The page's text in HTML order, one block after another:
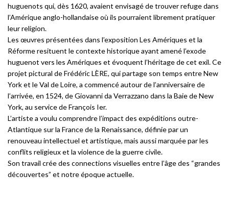
huguenots qui, dès 1620, avaient envisagé de trouver refuge dans
l’Amérique anglo-hollandaise où ils pourraient librement pratiquer
leur religion.
Les œuvres présentées dans l’exposition Les Amériques et la
Réforme resituent le contexte historique ayant amené l’exode
huguenot vers les Amériques et évoquent l’héritage de cet exil. Ce
projet pictural de Frédéric LÈRE, qui partage son temps entre New
York et le Val de Loire, a commencé autour de l’anniversaire de
l’arrivée, en 1524, de Giovanni da Verrazzano dans la Baie de New
York, au service de François Ier.
L’artiste a voulu comprendre l’impact des expéditions outre-
Atlantique sur la France de la Renaissance, définie par un
renouveau intellectuel et artistique, mais aussi marquée par les
conflits religieux et la violence de la guerre civile.
Son travail crée des connections visuelles entre l’âge des “grandes
découvertes” et notre époque actuelle.